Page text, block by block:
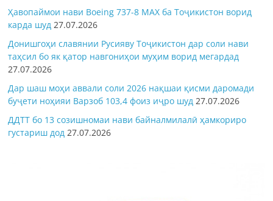
Ҳавопаймои нави Boeing 737-8 MAX ба Тоҷикистон ворид
карда шуд 27.07.2026
Донишгоҳи славянии Русияву Тоҷикистон дар соли нави
таҳсил бо як қатор навгониҳои муҳим ворид мегардад
27.07.2026
Дар шаш моҳи аввали соли 2026 нақшаи қисми даромади
буҷети ноҳияи Варзоб 103,4 фоиз иҷро шуд 27.07.2026
ДДТТ бо 13 созишномаи нави байналмилалӣ ҳамкориро
густариш дод 27.07.2026